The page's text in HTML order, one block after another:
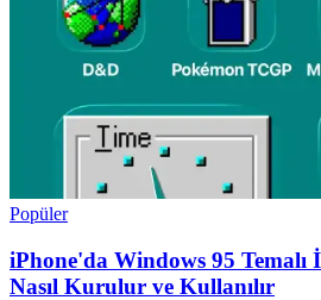
Popüler
iPhone'da Windows 95
Nasıl Kurulur ve Kullanılır